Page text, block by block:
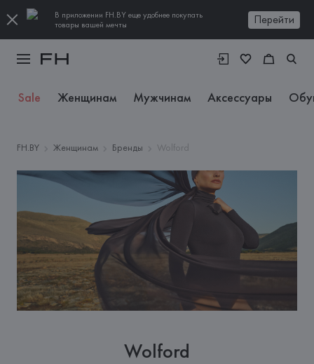
В приложении FH.BY еще удобнее покупать
товары вашей мечты
Перейти
Sale Женщинам Мужчинам Аксессуары
FH.BY Женщинам Бренды Wolford
Wolford